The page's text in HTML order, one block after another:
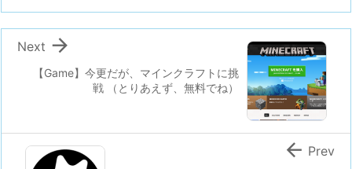
【Game】今更だが、マインクラフトに挑
戦 （とりあえず、無料でね）

Next
 Prev